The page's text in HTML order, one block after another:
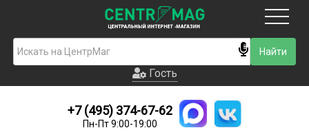
Гость
Новинки
Гость
+7 (495) 374-67-62
Пн-Пт 9:00-19:00